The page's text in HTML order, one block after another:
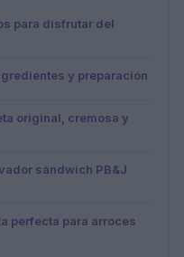
para disfrutar del
y preparación
original, cremosa y
sándwich PB&J
perfecta para arroces